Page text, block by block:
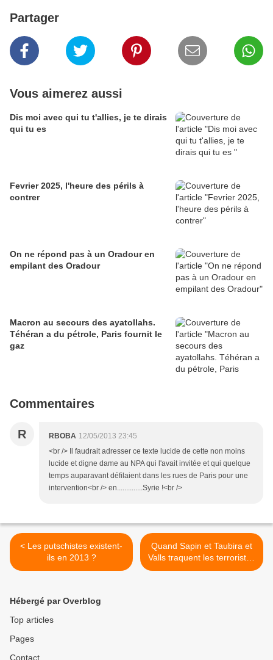
Partager
Vous aimerez aussi
Dis moi avec qui tu t'allies, je te dirais
qui tu es
Fevrier 2025, l'heure des périls à
contrer
On ne répond pas à un Oradour en
empilant des Oradour
Macron au secours des ayatollahs.
Téhéran a du pétrole, Paris fournit le
gaz
Commentaires
R RBOBA 12/05/2013 23:45
<br /> Il faudrait adresser ce texte lucide de cette non moins
lucide et digne dame au NPA qui l'avait invitée et qui quelque
temps auparavant défilaient dans les rues de Paris pour une
intervention<br /> en..............Syrie !<br />
< Les putschistes existent-
ils en 2013 ?
Quand Sapin et Taubira et
Valls traquent les terroristes
>
Hébergé par Overblog
Top articles
Pages
Contact